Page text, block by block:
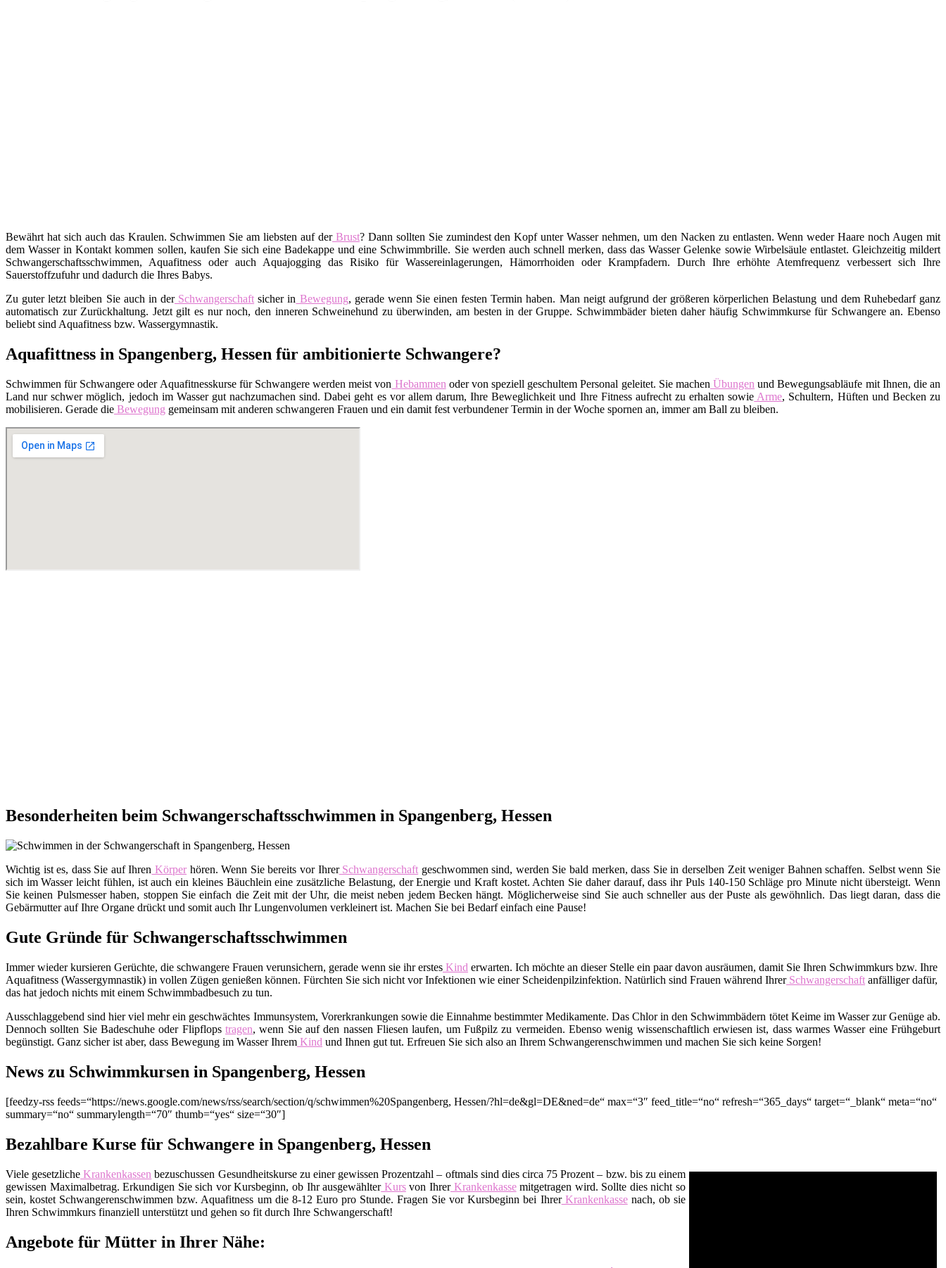
Bewährt hat sich auch das Kraulen. Schwimmen Sie am liebsten auf derBrust? Dann sollten Sie zumindest den Kopf unter Wasser nehmen, um den Nacken zu entlasten. Wenn weder Haare noch Augen mit
dem Wasser in Kontakt kommen sollen, kaufen Sie sich eine Badekappe und eine Schwimmbrille. Sie werden auch schnell merken, dass das Wasser Gelenke sowie Wirbelsäule entlastet. Gleichzeitig mildert
Schwangerschaftsschwimmen, Aquafitness oder auch Aquajogging das Risiko für Wassereinlagerungen, Hämorrhoiden oder Krampfadern. Durch Ihre erhöhte Atemfrequenz verbessert sich Ihre
Sauerstoffzufuhr und dadurch die Ihres Babys.
Zu guter letzt bleiben Sie auch in derSchwangerschaft sicher in Bewegung, gerade wenn Sie einen festen Termin haben. Man neigt aufgrund der größeren körperlichen Belastung und dem Ruhebedarf ganz
automatisch zur Zurückhaltung. Jetzt gilt es nur noch, den inneren Schweinehund zu überwinden, am besten in der Gruppe. Schwimmbäder bieten daher häufig Schwimmkurse für Schwangere an. Ebenso
beliebt sind Aquafitness bzw. Wassergymnastik.
Aquafittness in Spangenberg, Hessen für ambitionierte Schwangere?
Schwimmen für Schwangere oder Aquafitnesskurse für Schwangere werden meist von Hebammen oder von speziell geschultem Personal geleitet. Sie machen Übungen und Bewegungsabläufe mit Ihnen, die an
Land nur schwer möglich, jedoch im Wasser gut nachzumachen sind. Dabei geht es vor allem darum, Ihre Beweglichkeit und Ihre Fitness aufrecht zu erhalten sowie Arme, Schultern, Hüften und Becken zu
mobilisieren. Gerade die Bewegung gemeinsam mit anderen schwangeren Frauen und ein damit fest verbundener Termin in der Woche spornen an, immer am Ball zu bleiben.
Besonderheiten beim Schwangerschaftsschwimmen in Spangenberg, Hessen
Wichtig ist es, dass Sie auf Ihren Körperhören. Wenn Sie bereits vor IhrerSchwangerschaft geschwommen sind, werden Sie bald merken, dass Sie in derselben Zeit weniger Bahnen schaffen. Selbst wenn Sie
sich im Wasser leicht fühlen, ist auch ein kleines Bäuchlein eine zusätzliche Belastung, der Energie und Kraft kostet. Achten Sie daher darauf, dass ihr Puls 140-150 Schläge pro Minute nicht übersteigt. Wenn
Sie keinen Pulsmesser haben, stoppen Sie einfach die Zeit mit der Uhr, die meist neben jedem Becken hängt. Möglicherweise sind Sie auch schneller aus der Puste als gewöhnlich. Das liegt daran, dass die
Gebärmutter auf Ihre Organe drückt und somit auch Ihr Lungenvolumen verkleinert ist. Machen Sie bei Bedarf einfach eine Pause!
Gute Gründe für Schwangerschaftsschwimmen
Immer wieder kursieren Gerüchte, die schwangere Frauen verunsichern, gerade wenn sie ihr erstes Kind erwarten. Ich möchte an dieser Stelle ein paar davon ausräumen, damit Sie Ihren Schwimmkurs bzw. Ihre
Aquafitness (Wassergymnastik) in vollen Zügen genießen können. Fürchten Sie sich nicht vor Infektionen wie einer Scheidenpilzinfektion. Natürlich sind Frauen während IhrerSchwangerschaft anfälliger dafür,
das hat jedoch nichts mit einem Schwimmbadbesuch zu tun.
Ausschlaggebend sind hier viel mehr ein geschwächtes Immunsystem, Vorerkrankungen sowie die Einnahme bestimmter Medikamente. Das Chlor in den Schwimmbädern tötet Keime im Wasser zur Genüge ab.
Dennoch sollten Sie Badeschuhe oder Flipflops tragen, wenn Sie auf den nassen Fliesen laufen, um Fußpilz zu vermeiden. Ebenso wenig wissenschaftlich erwiesen ist, dass warmes Wasser eine Frühgeburt
begünstigt. Ganz sicher ist aber, dass Bewegung im Wasser Ihrem Kind und Ihnen gut tut. Erfreuen Sie sich also an Ihrem Schwangerenschwimmen und machen Sie sich keine Sorgen!
News zu Schwimmkursen in Spangenberg, Hessen
[feedzy-rss feeds=“https://news.google.com/news/rss/search/section/q/schwimmen%20Spangenberg, Hessen/?hl=de&gl=DE&ned=de“ max=“3″ feed_title=“no“ refresh=“365_days“ target=“_blank“ meta=“no“
summary=“no“ summarylength=“70″ thumb=“yes“ size=“30″]
Bezahlbare Kurse für Schwangere in Spangenberg, Hessen
Viele gesetzliche Krankenkassen bezuschussen Gesundheitskurse zu einer gewissen Prozentzahl – oftmals sind dies circa 75 Prozent – bzw. bis zu einem
gewissen Maximalbetrag. Erkundigen Sie sich vor Kursbeginn, ob Ihr ausgewählterKursvon IhrerKrankenkassemitgetragen wird. Sollte dies nicht so
sein, kostet Schwangerenschwimmen bzw. Aquafitness um die 8-12 Euro pro Stunde. Fragen Sie vor Kursbeginn bei IhrerKrankenkassenach, ob sie
Ihren Schwimmkurs finanziell unterstützt und gehen so fit durch Ihre Schwangerschaft!
Angebote für Mütter in Ihrer Nähe: